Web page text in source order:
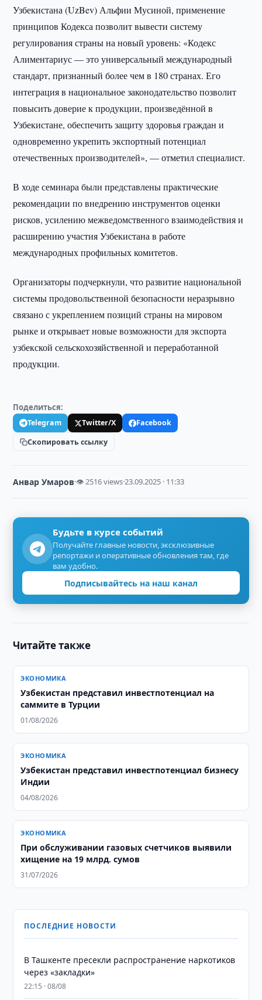
Узбекистана (UzBev) Альфии Мусиной, применение
принципов Кодекса позволит вывести систему
регулирования страны на новый уровень: «Кодекс
Алиментариус — это универсальный международный
стандарт, признанный более чем в 180 странах. Его
интеграция в национальное законодательство позволит
повысить доверие к продукции, произведённой в
Узбекистане, обеспечить защиту здоровья граждан и
одновременно укрепить экспортный потенциал
отечественных производителей», — отметил специалист.
В ходе семинара были представлены практические
рекомендации по внедрению инструментов оценки
рисков, усилению межведомственного взаимодействия и
расширению участия Узбекистана в работе
международных профильных комитетов.
Организаторы подчеркнули, что развитие национальной
системы продовольственной безопасности неразрывно
связано с укреплением позиций страны на мировом
рынке и открывает новые возможности для экспорта
узбекской сельскохозяйственной и переработанной
продукции.
Поделиться:
Telegram Twitter/X
Facebook
Скопировать ссылку
Анвар Умаров·👁 2516 views·23.09.2025 · 11:33
Будьте в курсе событий
Получайте главные новости, эксклюзивные
репортажи и оперативные обновления там, где
вам удобно.
Подписывайтесь на наш канал
Читайте также
ЭКОНОМИКА
Узбекистан представил инвестпотенциал на
саммите в Турции
01/08/2026
ЭКОНОМИКА
Узбекистан представил инвестпотенциал бизнесу
Индии
04/08/2026
ЭКОНОМИКА
При обслуживании газовых счетчиков выявили
хищение на 19 млрд. сумов
31/07/2026
ПОСЛЕДНИЕ НОВОСТИ
В Ташкенте пресекли распространение наркотиков
через «закладки»
22:15 · 08/08